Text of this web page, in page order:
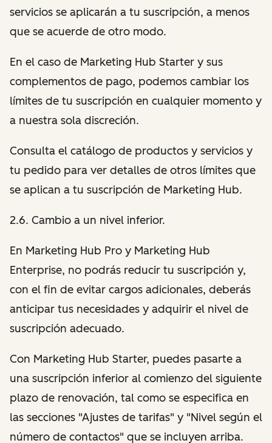
servicios se aplicarán a tu suscripción, a menos
que se acuerde de otro modo.
En el caso de Marketing Hub Starter y sus
complementos de pago, podemos cambiar los
límites de tu suscripción en cualquier momento y
a nuestra sola discreción.
Consulta el catálogo de productos y servicios y
tu pedido para ver detalles de otros límites que
se aplican a tu suscripción de Marketing Hub.
2.6. Cambio a un nivel inferior.
En Marketing Hub Pro y Marketing Hub
Enterprise, no podrás reducir tu suscripción y,
con el fin de evitar cargos adicionales, deberás
anticipar tus necesidades y adquirir el nivel de
suscripción adecuado.
Con Marketing Hub Starter, puedes pasarte a
una suscripción inferior al comienzo del siguiente
plazo de renovación, tal como se especifica en
las secciones "Ajustes de tarifas" y "Nivel según el
número de contactos" que se incluyen arriba.